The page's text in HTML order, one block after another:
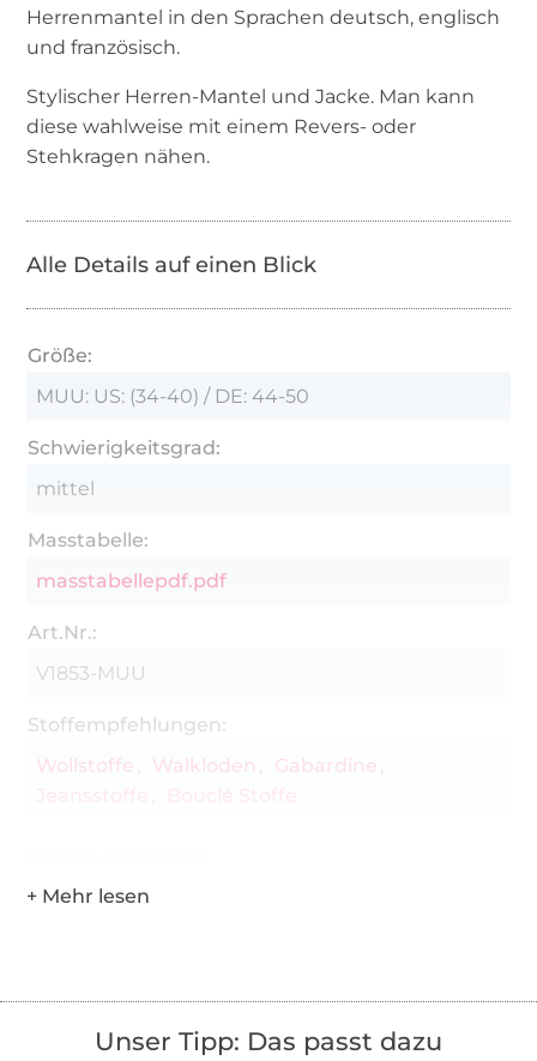
Herrenmantel in den Sprachen deutsch, englisch
und französisch.
Stylischer Herren-Mantel und Jacke. Man kann
diese wahlweise mit einem Revers- oder
Stehkragen nähen.
Alle Details auf einen Blick
Größe:
MUU: US: (34-40) / DE: 44-50
Schwierigkeitsgrad:
mittel
Masstabelle:
masstabellepdf.pdf
Art.Nr.:
V1853-MUU
Stoffempfehlungen:
Wollstoffe
Walkloden
Gabardine
Unser Tipp: Das passt dazu